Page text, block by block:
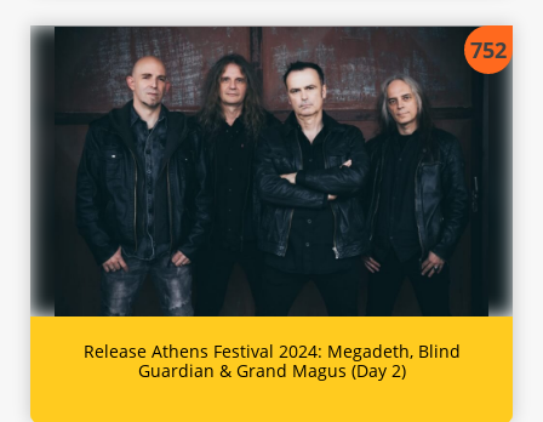
752
Release Athens Festival 2024: Megadeth, Blind
Guardian & Grand Magus (Day 2)